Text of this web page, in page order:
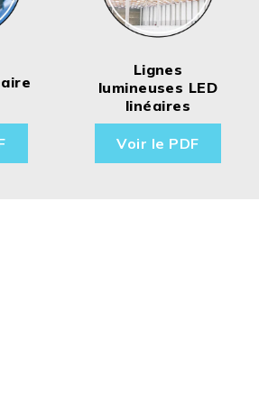
Lignes
lumineuses LED
linéaires
Voir le PDF